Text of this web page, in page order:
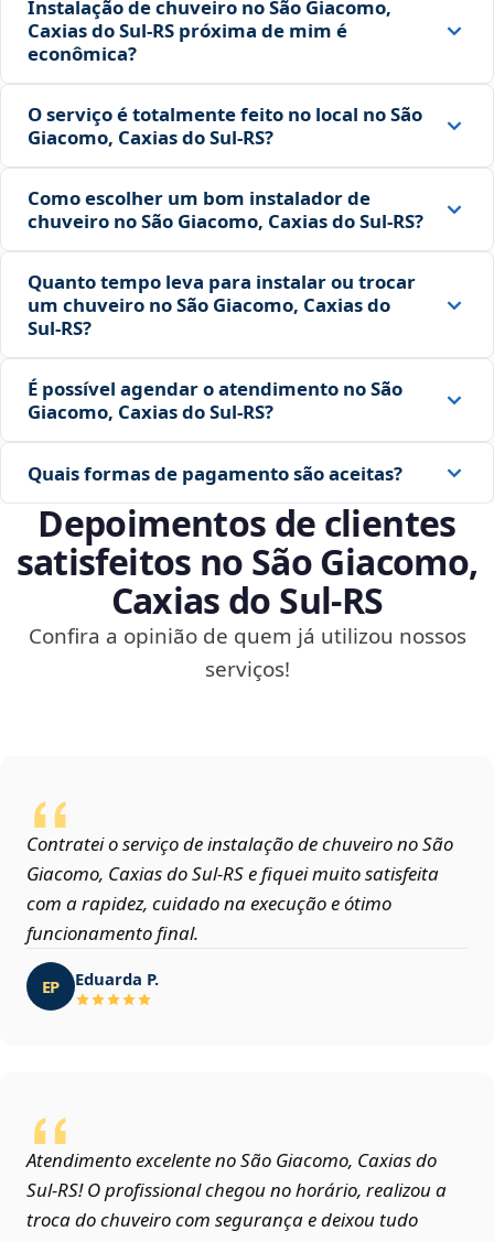
Instalação de chuveiro no São Giacomo,
Caxias do Sul‑RS próxima de mim é
econômica?
O serviço é totalmente feito no local no São
Giacomo, Caxias do Sul‑RS?
Como escolher um bom instalador de
chuveiro no São Giacomo, Caxias do Sul‑RS?
Quanto tempo leva para instalar ou trocar
um chuveiro no São Giacomo, Caxias do
Sul‑RS?
É possível agendar o atendimento no São
Giacomo, Caxias do Sul‑RS?
Quais formas de pagamento são aceitas?
Depoimentos de clientes
satisfeitos no São Giacomo,
Caxias do Sul‑RS
Confira a opinião de quem já utilizou nossos
serviços!
Contratei o serviço de instalação de chuveiro no São
Giacomo, Caxias do Sul‑RS e fiquei muito satisfeita
com a rapidez, cuidado na execução e ótimo
funcionamento final.
EP Eduarda P.
Atendimento excelente no São Giacomo, Caxias do
Sul‑RS! O profissional chegou no horário, realizou a
troca do chuveiro com segurança e deixou tudo